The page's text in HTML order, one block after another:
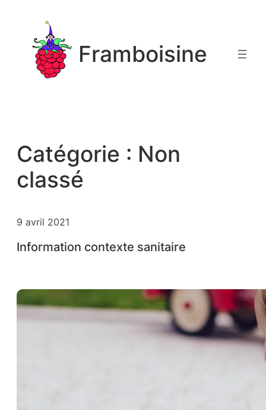
contenu
Framboisine
Catégorie : Non
classé
9 avril 2021
Information contexte sanitaire